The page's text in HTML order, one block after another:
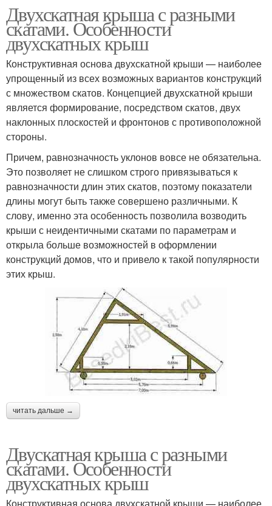
Двухскатная крыша с разными
скатами. Особенности
двухскатных крыш
Конструктивная основа двухскатной крыши — наиболее
упрощенный из всех возможных вариантов конструкций
с множеством скатов. Концепцией двухскатной крыши
является формирование, посредством скатов, двух
наклонных плоскостей и фронтонов с противоположной
стороны.
Причем, равнозначность уклонов вовсе не обязательна.
Это позволяет не слишком строго привязываться к
равнозначности длин этих скатов, поэтому показатели
длины могут быть также совершено различными. К
слову, именно эта особенность позволила возводить
крыши с неидентичными скатами по параметрам и
открыла больше возможностей в оформлении
конструкций домов, что и привело к такой популярности
этих крыш.
читать дальше →
Двускатная крыша с разными
скатами. Особенности
двухскатных крыш